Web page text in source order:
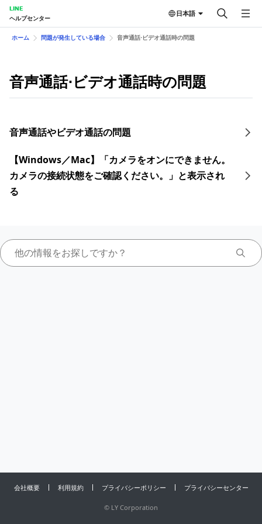
LINE
ヘルプセンター
日本語
ホーム 問題が発生している場合 音声通話⋅ビデオ通話時の問題
音声通話⋅ビデオ通話時の問題
音声通話やビデオ通話の問題
【Windows／Mac】「カメラをオンにできません。
カメラの接続状態をご確認ください。」と表示され
る
会社概要 利用規約 プライバシーポリシー プライバシーセンター
© LY Corporation